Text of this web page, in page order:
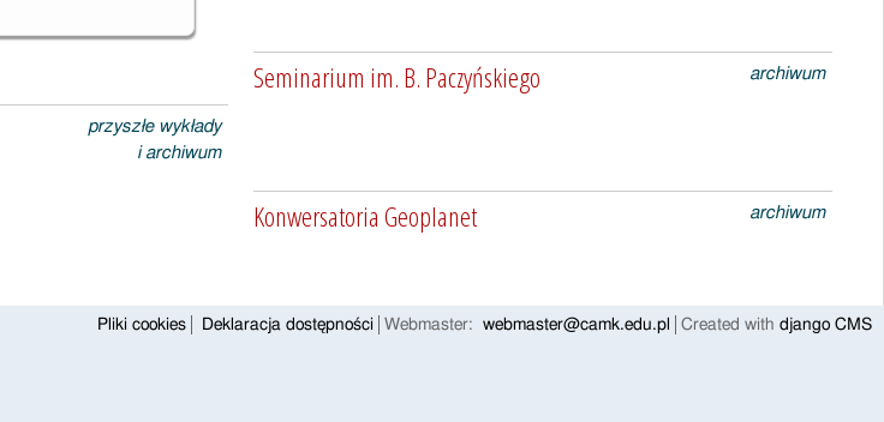
przyszłe wykłady
i archiwum
Seminarium im. B. Paczyńskiego archiwum
Konwersatoria Geoplanet archiwum
Pliki cookies Deklaracja dostępności Webmaster: webmaster@camk.edu.pl Created with django CMS